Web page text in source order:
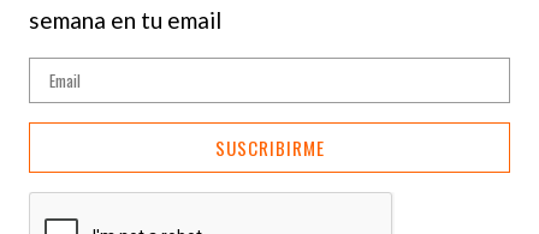
semana en tu email
SUSCRIBIRME